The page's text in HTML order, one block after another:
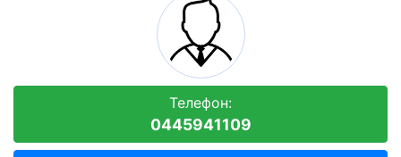
Телефон:
0445941109